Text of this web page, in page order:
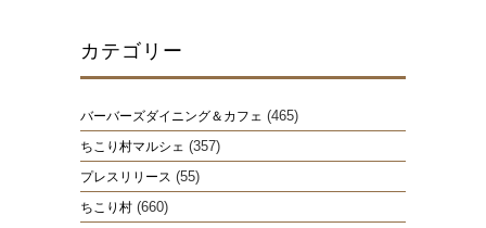
カテゴリー
バーバーズダイニング＆カフェ (465)
ちこり村マルシェ (357)
プレスリリース (55)
ちこり村 (660)